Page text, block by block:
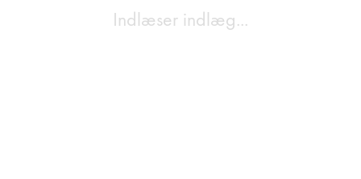
Indlæser indlæg...